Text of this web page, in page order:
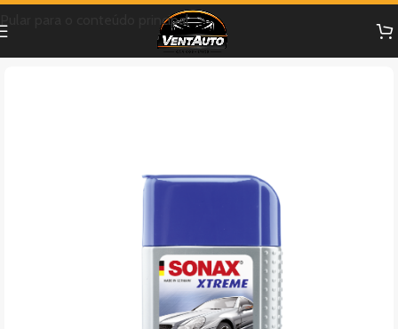
Pular para o conteúdo principal